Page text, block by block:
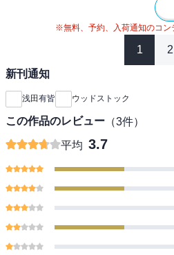
※無料、予約、入荷通知のコン
1 2
新刊通知
浅田有皆 ウッドストック
この作品のレビュー （3件）
平均 3.7